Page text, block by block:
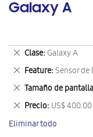
Galaxy A
Clase Galaxy A
Eliminar
este
artículo
Feature Sensor
Eliminar
este
artículo
Tamaño de pantalla
Eliminar
este
artículo
Precio US$
Eliminar
este
artículo
Eliminar todo